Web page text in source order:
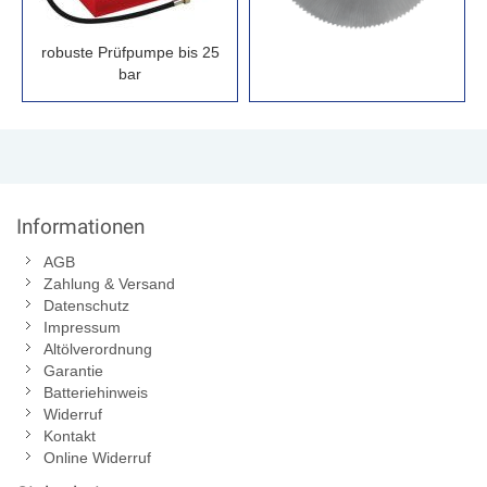
robuste Prüfpumpe bis 25
bar
Informationen
AGB
Zahlung & Versand
Datenschutz
Impressum
Altölverordnung
Garantie
Batteriehinweis
Widerruf
Kontakt
Online Widerruf